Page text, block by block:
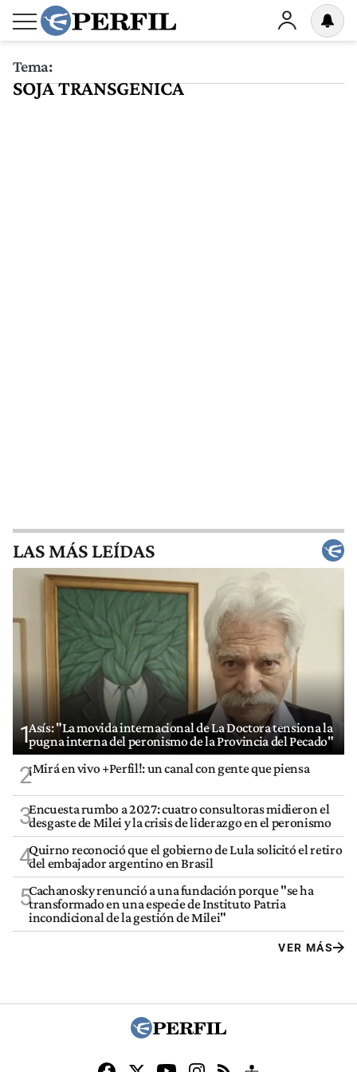
Tema:
SOJA TRANSGENICA
LAS MÁS LEÍDAS
1Asís: "La movida internacional de La Doctora tensiona la
pugna interna del peronismo de la Provincia del Pecado"
2¡Mirá en vivo +Perfil!: un canal con gente que piensa
3Encuesta rumbo a 2027: cuatro consultoras midieron el
desgaste de Milei y la crisis de liderazgo en el peronismo
4Quirno reconoció que el gobierno de Lula solicitó el retiro
del embajador argentino en Brasil
5Cachanosky renunció a una fundación porque "se ha
transformado en una especie de Instituto Patria
incondicional de la gestión de Milei"
VER MÁS